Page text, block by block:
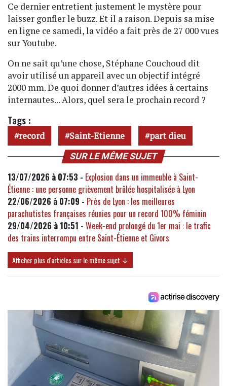
Ce dernier entretient justement le mystère pour
laisser gonfler le buzz. Et il a raison. Depuis sa mise
en ligne ce samedi, la vidéo a fait près de 27 000 vues
sur Youtube.
On ne sait qu’une chose, Stéphane Couchoud dit
avoir utilisé un appareil avec un objectif intégré
2000 mm. De quoi donner d’autres idées à certains
internautes... Alors, quel sera le prochain record ?
Tags :
record Saint-Etienne part dieu
SUR LE MÊME SUJET
13/07/2026 à 07:53 - Explosion dans un immeuble à Saint-
Étienne : une personne grièvement brûlée hospitalisée à Lyon
22/06/2026 à 07:09 - Près de Lyon : les meilleures
parachutistes françaises réunies pour un record 100% féminin
29/04/2026 à 10:51 - Week-end prolongé du 1er mai : le trafic
des trains interrompu entre Saint-Étienne et Givors
Afficher plus d'articles sur le même sujet ↓